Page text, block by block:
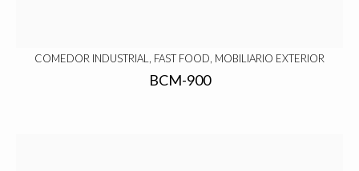
COMEDOR INDUSTRIAL, FAST FOOD, MOBILIARIO EXTERIOR
BCM-900